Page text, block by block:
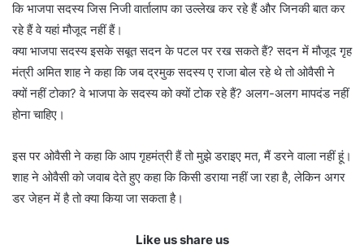
कि भाजपा सदस्य जिस निजी वार्तालाप का उल्लेख कर रहे हैं और जिनकी बात कर
रहे हैं वे यहां मौजूद नहीं हैं।
क्या भाजपा सदस्य इसके सबूत सदन के पटल पर रख सकते हैं? सदन में मौजूद गृह
मंत्री अमित शाह ने कहा कि जब द्रमुक सदस्य ए राजा बोल रहे थे तो ओवैसी ने
क्यों नहीं टोका? वे भाजपा के सदस्य को क्यों टोक रहे हैं? अलग-अलग मापदंड नहीं
होना चाहिए।
इस पर ओवैसी ने कहा कि आप गृहमंत्री हैं तो मुझे डराइए मत, मैं डरने वाला नहीं हूं।
शाह ने ओवैसी को जवाब देते हुए कहा कि किसी डराया नहीं जा रहा है, लेकिन अगर
डर जेहन में है तो क्या किया जा सकता है।
Like us share us